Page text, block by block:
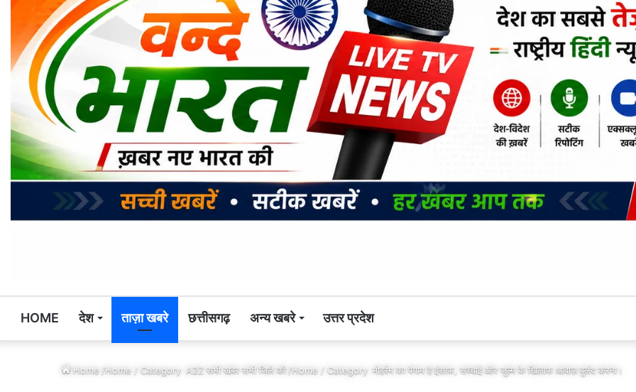
HOME देश ताज़ा खबरे छत्तीसगढ़ अन्य खबरे उत्तर प्रदेश
Home /Home / Category A2Z सभी खबर सभी जिले की /Home / Category मोहर्रम का पैगाम है इंसाफ, सच्चाई और जुल्म के खिलाफ आवाज़ बुलंद करना।